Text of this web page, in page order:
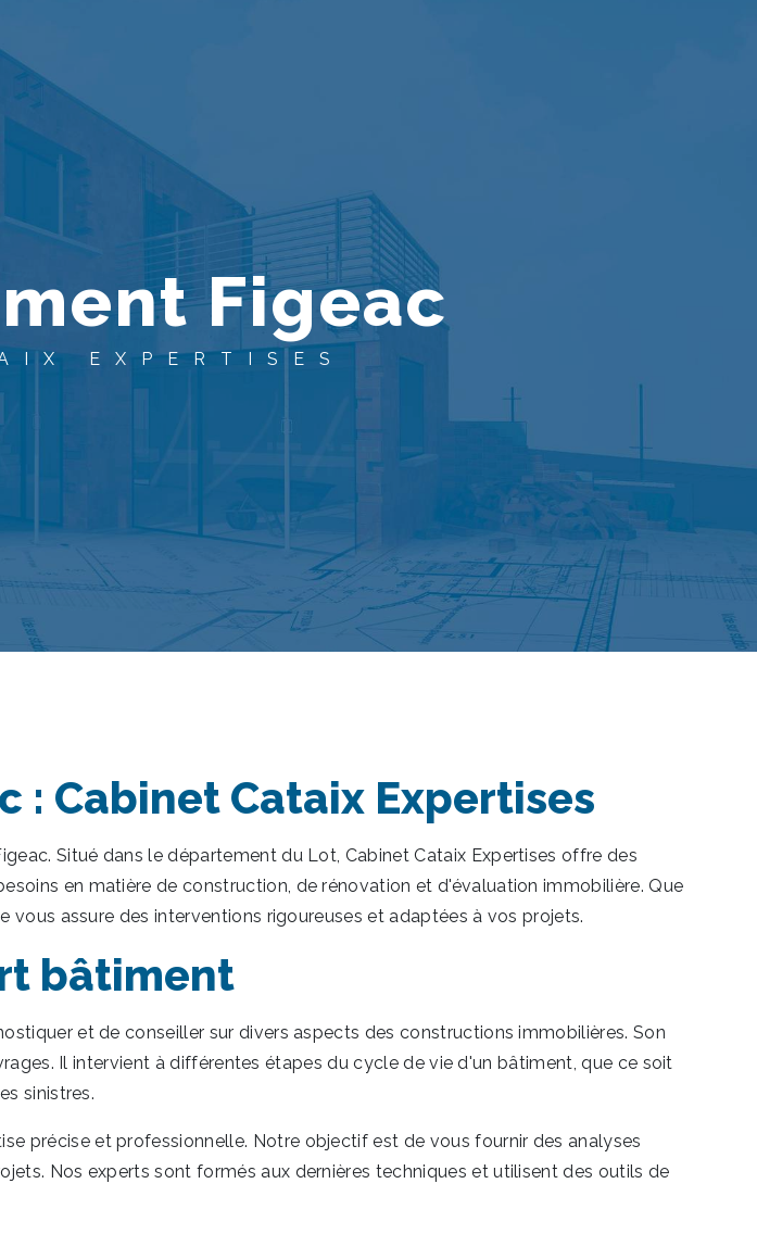
Figeac
EXPERTISES
: Cabinet Cataix Expertises
Situé dans le département du Lot, Cabinet Cataix Expertises offre des
en matière de construction, de rénovation et d'évaluation immobilière. Que
assure des interventions rigoureuses et adaptées à vos projets.
bâtiment
et de conseiller sur divers aspects des constructions immobilières. Son
Il intervient à différentes étapes du cycle de vie d'un bâtiment, que ce soit
sinistres.
précise et professionnelle. Notre objectif est de vous fournir des analyses
Nos experts sont formés aux dernières techniques et utilisent des outils de